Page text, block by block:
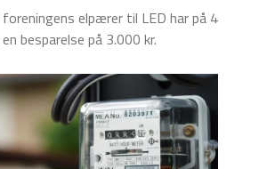
elpærer til LED har på 4
besparelse på 3.000 kr.